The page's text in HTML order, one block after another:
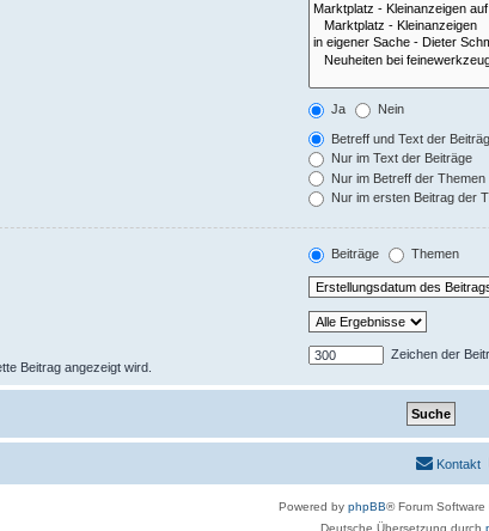
Ja Nein
Betreff und Text der
Nur im Text der Beiträge
Nur im Betreff der Themen
Nur im ersten Beitrag der
Beiträge Themen
Beitrag angezeigt wird.
Zeichen der
Kontakt
Powered by phpBB® Forum
Deutsche Übersetzung durch